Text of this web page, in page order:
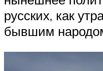
русских, как
бывшим